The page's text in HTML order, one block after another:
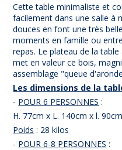
Cette table minimaliste et
facilement dans une salle à
douces en font une très
moments en famille ou
repas. Le plateau de la
met en valeur ce bois,
assemblage "queue
Les dimensions de la
- POUR 6 PERSONNES :
H. 77cm x L. 140cm x l. 90cm
Poids : 28 kilos
- POUR 6-8 PERSONNES :